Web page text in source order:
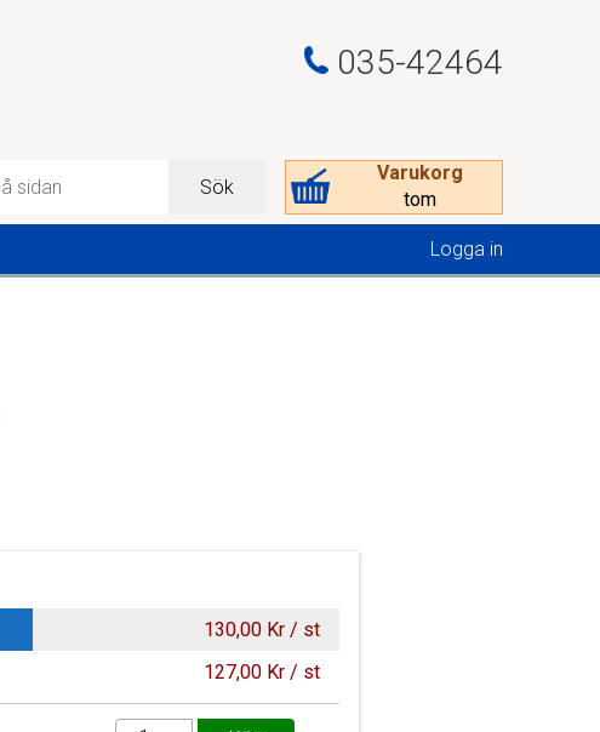
035-42464
Varukorg
tom
Sök
Logga in
130,00 Kr / st
127,00 Kr / st